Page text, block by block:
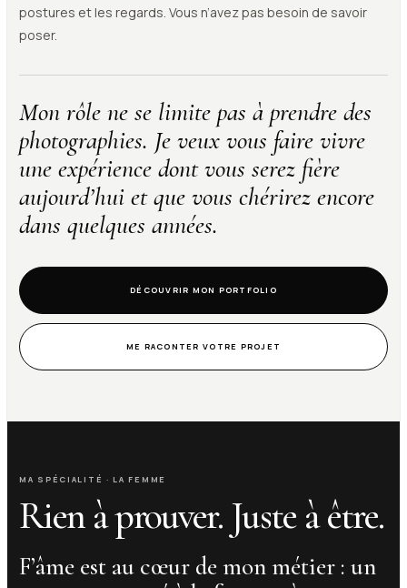
postures et les regards. Vous n’avez pas besoin de savoir
poser.
Mon rôle ne se limite pas à prendre des
photographies. Je veux vous faire vivre
une expérience dont vous serez fière
aujourd’hui et que vous chérirez encore
dans quelques années.
DÉCOUVRIR MON PORTFOLIO
ME RACONTER VOTRE PROJET
MA SPÉCIALITÉ · LA FEMME
Rien à prouver. Juste à être.
F’âme est au cœur de mon métier : un